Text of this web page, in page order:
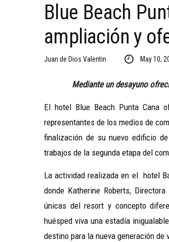
Blue Beach
ampliación y
Juan de Dios Valentin May 10,
Mediante un desayuno
El hotel Blue Beach Punta Cana
representantes de los medios de
finalización de su nuevo edificio
trabajos de la segunda etapa del
La actividad realizada en el hotel
donde Katherine Roberts,
únicas del resort y concepto
huésped viva una estadía
destino para la nueva generación